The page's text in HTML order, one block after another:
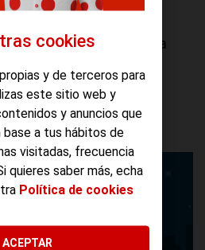
la lista Robinson
, ahora
al frente y ayudarte a
cookies
y de terceros para
este sitio web y
y anuncios que
a tus hábitos de
visitadas, frecuencia
quieres saber más, echa
Política de cookies
ACEPTAR